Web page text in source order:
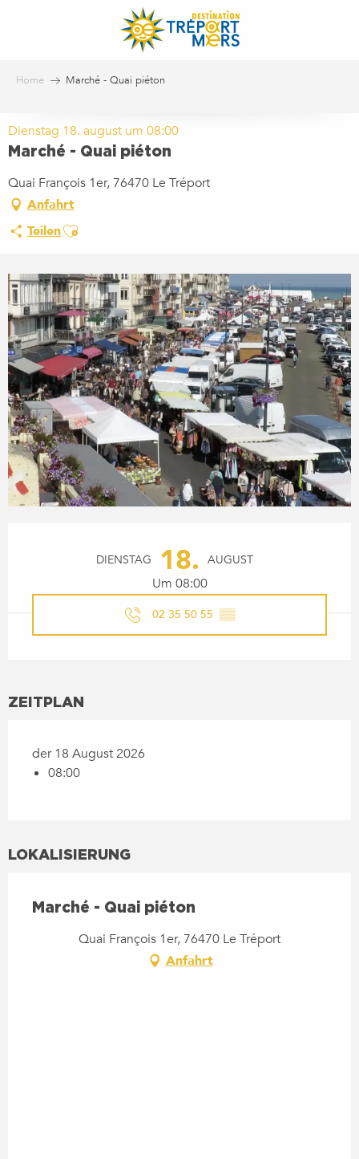
Home Marché - Quai piéton
Dienstag 18. august um 08:00
Marché - Quai piéton
Quai François 1er, 76470 Le Tréport
Anfahrt
TeilenAjouter aux favoris
DIENSTAG 18. AUGUST
Um 08:00
02 35 50 55 ▒▒
ZEITPLAN
der 18 August 2026
08:00
LOKALISIERUNG
Marché - Quai piéton
Quai François 1er, 76470 Le Tréport
Anfahrt